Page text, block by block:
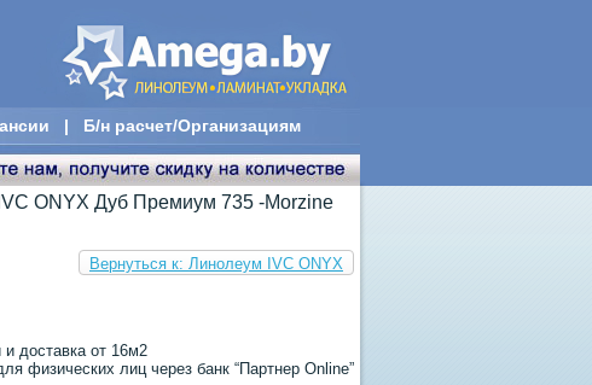
| Б/н расчет/Организациям
ONYX Дуб Премиум 735 -Morzine
Вернуться к: Линолеум IVC ONYX
доставка от 16м2
физических лиц через банк “Партнер Online”